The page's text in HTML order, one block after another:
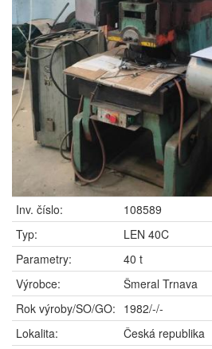
Inv. číslo:
108589
Typ:
LEN 40C
Parametry:
40 t
Výrobce:
Šmeral Trnava
Rok výroby/SO/GO: 1982/-/-
Lokalita:
Česká republika